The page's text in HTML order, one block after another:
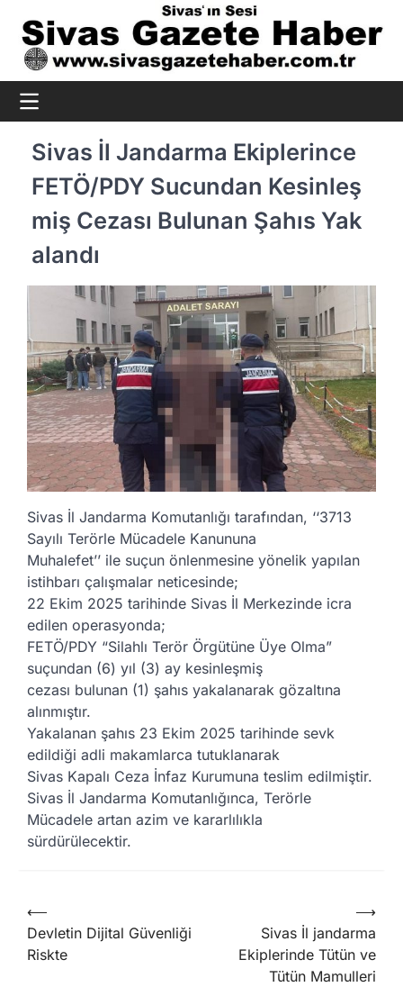
content
Sivas İl Jandarma Ekiplerince
FETÖ/PDY Sucundan Kesinleş
miş Cezası Bulunan Şahıs Yak
alandı
Sivas İl Jandarma Komutanlığı tarafından, ‘‘3713
Sayılı Terörle Mücadele Kanununa
Muhalefet’’ ile suçun önlenmesine yönelik yapılan
istihbarı çalışmalar neticesinde;
22 Ekim 2025 tarihinde Sivas İl Merkezinde icra
edilen operasyonda;
FETÖ/PDY “Silahlı Terör Örgütüne Üye Olma”
suçundan (6) yıl (3) ay kesinleşmiş
cezası bulunan (1) şahıs yakalanarak gözaltına
alınmıştır.
Yakalanan şahıs 23 Ekim 2025 tarihinde sevk
edildiği adli makamlarca tutuklanarak
Sivas Kapalı Ceza İnfaz Kurumuna teslim edilmiştir.
Sivas İl Jandarma Komutanlığınca, Terörle
Mücadele artan azim ve kararlılıkla
sürdürülecektir.
Yazı
gezinmesi
⟵
Devletin Dijital Güvenliği
Riskte
Sivas İl jandarma
Ekiplerinde Tütün ve
Tütün Mamulleri
⟶